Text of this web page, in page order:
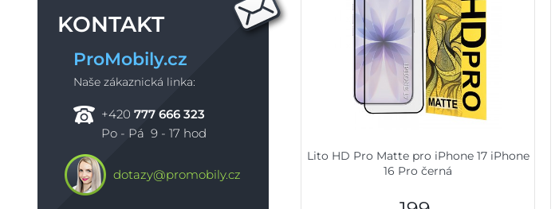
KONTAKT
ProMobily.cz
Naše zákaznická linka:
+420 777 666 323
Po - Pá 9 - 17 hod
dotazy@promobily.cz
Lito HD Pro Matte pro iPhone 17 iPhone
16 Pro černá